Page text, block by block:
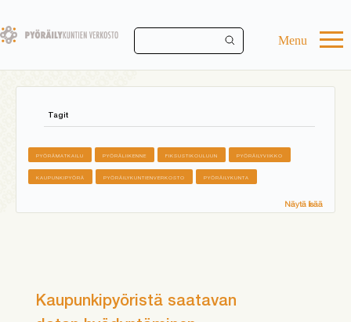
main
Menu
Tagit
PYÖRÄMATKAILU PYÖRÄLIIKENNE FIKSUSTIKOULUUN PYÖRÄILYVIIKKO
KAUPUNKIPYÖRÄ PYÖRÄILYKUNTIENVERKOSTO PYÖRÄILYKUNTA
Näytä lisää
Kaupunkipyöristä saatavan